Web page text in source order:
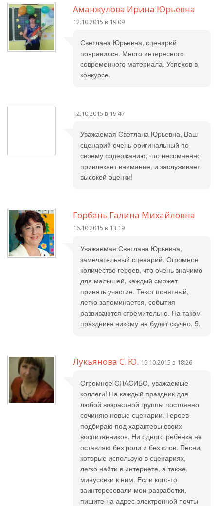
Аманжулова Ирина Юрьевна
12.10.2015 в 19:09
Светлана Юрьевна, сценарий
понравился. Много интересного
современного материала. Успехов в
конкурсе.
12.10.2015 в 19:47
Уважаемая Светлана Юрьевна, Ваш
сценарий очень оригинальный по
своему содержанию, что несомненно
привлекает внимание, и заслуживает
высокой оценки!
Горбань Галина Михайловна
16.10.2015 в 13:19
Уважаемая Светлана Юрьевна,
замечательный сценарий. Огромное
количество героев, что очень значимо
для малышей, каждый сможет
принять участие. Текст понятный,
легко запоминается, события
развиваются стремительно. На таком
празднике никому не будет скучно. 5.
Лукьянова С. Ю. 16.10.2015 в 18:26
Огромное СПАСИБО, уважаемые
коллеги! На каждый праздник для
любой возрастной группы постоянно
сочиняю новые сценарии. Героев
подбираю под характеры своих
воспитанников. Ни одного ребёнка не
оставляю без роли и без слов. Песни,
которые использую в сценариях,
легко найти в интернете, а также
минусовки к ним. Если кого-то
заинтересовали мои разработки,
пишите на адрес электронной почты